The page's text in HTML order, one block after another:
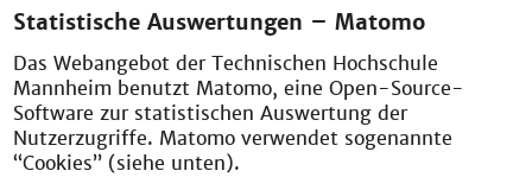
Statistische Auswertungen – Matomo
Das Webangebot der Technischen Hochschule
Mannheim benutzt Matomo, eine Open-Source-
Software zur statistischen Auswertung der
Nutzerzugriffe. Matomo verwendet sogenannte
“Cookies” (siehe unten).